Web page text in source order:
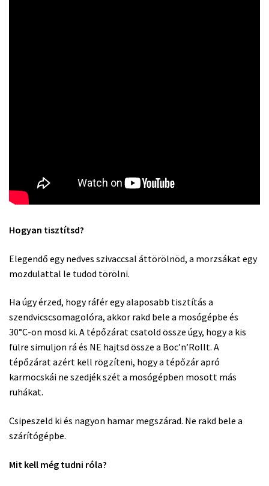
Hogyan tisztítsd?
Elegendő egy nedves szivaccsal áttörölnöd, a morzsákat egy
mozdulattal le tudod törölni.
Ha úgy érzed, hogy ráfér egy alaposabb tisztítás a
szendvicscsomagolóra, akkor rakd bele a mosógépbe és
30°C-on mosd ki. A tépőzárat csatold össze úgy, hogy a kis
fülre simuljon rá és NE hajtsd össze a Boc’n’Rollt. A
tépőzárat azért kell rögzíteni, hogy a tépőzár apró
karmocskái ne szedjék szét a mosógépben mosott más
ruhákat.
Csipeszeld ki és nagyon hamar megszárad. Ne rakd bele a
szárítógépbe.
Mit kell még tudni róla?